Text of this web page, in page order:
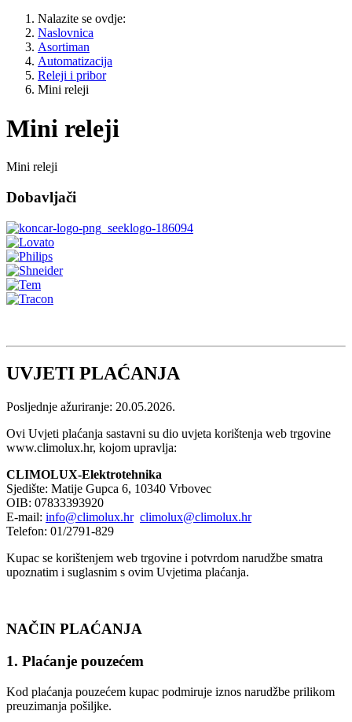
Nalazite se ovdje:
Naslovnica
Asortiman
Automatizacija
Releji i pribor
Mini releji
Mini releji
Mini releji
Dobavljači
UVJETI PLAĆANJA
Posljednje ažuriranje: 20.05.2026.
Ovi Uvjeti plaćanja sastavni su dio uvjeta korištenja web trgovine
www.climolux.hr, kojom upravlja:
CLIMOLUX-Elektrotehnika
Sjedište: Matije Gupca 6, 10340 Vrbovec
OIB: 07833393920
E-mail: info@climolux.hr climolux@climolux.hr
Telefon: 01/2791-829
Kupac se korištenjem web trgovine i potvrdom narudžbe smatra
upoznatim i suglasnim s ovim Uvjetima plaćanja.
NAČIN PLAĆANJA
1. Plaćanje pouzećem
Kod plaćanja pouzećem kupac podmiruje iznos narudžbe prilikom
preuzimanja pošiljke.